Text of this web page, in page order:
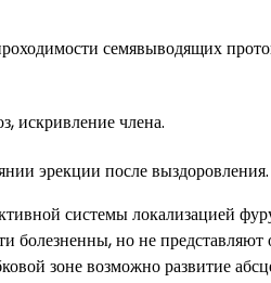
семявыводящих
искривление члена.
эрекции после выздоровления.
системы локализацией
болезненны, но не
зоне возможно развитие